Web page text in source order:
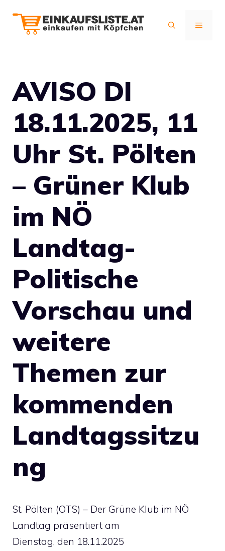
Inhalt
MENÜ
AVISO DI
18.11.2025, 11
Uhr St. Pölten
– Grüner Klub
im NÖ
Landtag-
Politische
Vorschau und
weitere
Themen zur
kommenden
Landtagssitzu
ng
St. Pölten (OTS) – Der Grüne Klub im NÖ
Landtag präsentiert am
Dienstag, den 18.11.2025